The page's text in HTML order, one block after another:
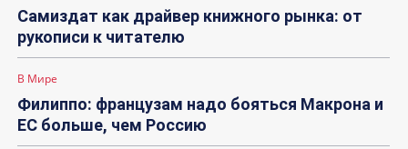
Самиздат как драйвер книжного рынка: от
рукописи к читателю
В Мире
Филиппо: французам надо бояться Макрона и
ЕС больше, чем Россию